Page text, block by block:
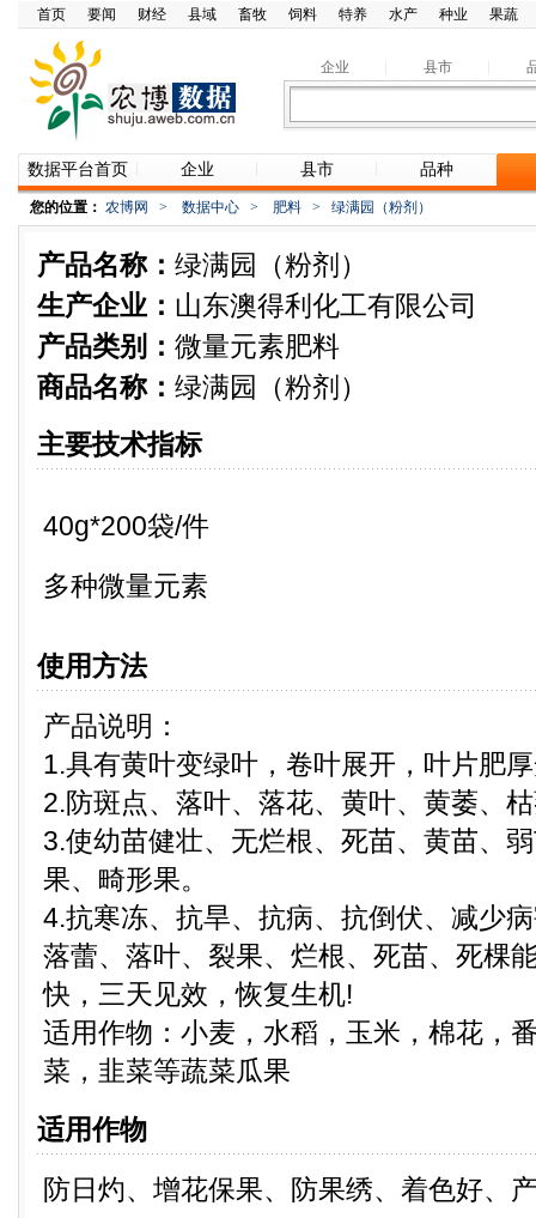
首页 要闻 财经 县域 畜牧 饲料 特养 水产 种业 果蔬
企业 县市
数据平台首页 企业 县市 品种
您的位置： 农博网 > 数据中心 > 肥料 > 绿满园（粉剂）
产品名称： 绿满园（粉剂）
生产企业： 山东澳得利化工有限公司
产品类别： 微量元素肥料
商品名称： 绿满园（粉剂）
主要技术指标
40g*200袋/件
多种微量元素
使用方法
产品说明：
1.具有黄叶变绿叶，卷叶展开，叶片肥
2.防斑点、落叶、落花、黄叶、黄萎、
3.使幼苗健壮、无烂根、死苗、黄苗、
果、畸形果。
4.抗寒冻、抗旱、抗病、抗倒伏、减少
落蕾、落叶、裂果、烂根、死苗、死棵
快，三天见效，恢复生机!
适用作物：小麦，水稻，玉米，棉花，
菜，韭菜等蔬菜瓜果
适用作物
防日灼、增花保果、防果绣、着色好、